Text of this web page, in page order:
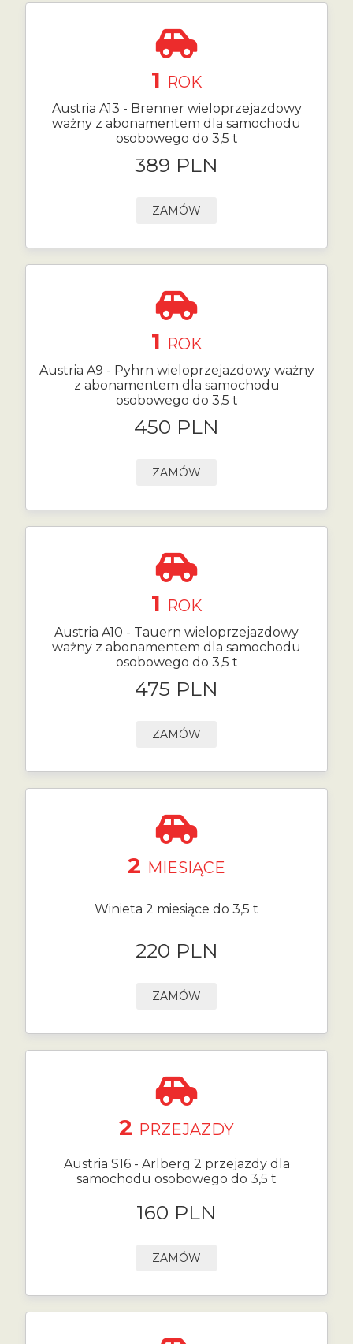
1 ROK
Austria A13 - Brenner wieloprzejazdowy
ważny z abonamentem dla samochodu
osobowego do 3,5 t
389 PLN
ZAMÓW
1 ROK
Austria A9 - Pyhrn wieloprzejazdowy ważny
z abonamentem dla samochodu
osobowego do 3,5 t
450 PLN
ZAMÓW
1 ROK
Austria A10 - Tauern wieloprzejazdowy
ważny z abonamentem dla samochodu
osobowego do 3,5 t
475 PLN
ZAMÓW
2 MIESIĄCE
Winieta 2 miesiące do 3,5 t
220 PLN
ZAMÓW
2 PRZEJAZDY
Austria S16 - Arlberg 2 przejazdy dla
samochodu osobowego do 3,5 t
160 PLN
ZAMÓW